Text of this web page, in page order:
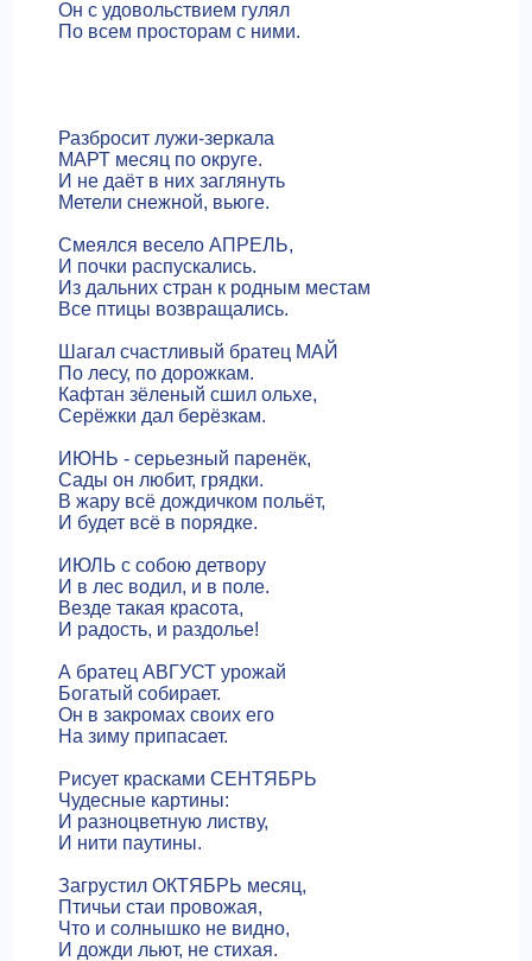
Он с удовольствием гулял
По всем просторам с ними.
Разбросит лужи-зеркала
МАРТ месяц по округе.
И не даёт в них заглянуть
Метели снежной, вьюге.
Смеялся весело АПРЕЛЬ,
И почки распускались.
Из дальних стран к родным местам
Все птицы возвращались.
Шагал счастливый братец МАЙ
По лесу, по дорожкам.
Кафтан зёленый сшил ольхе,
Серёжки дал берёзкам.
ИЮНЬ - серьезный паренёк,
Сады он любит, грядки.
В жару всё дождичком польёт,
И будет всё в порядке.
ИЮЛЬ с собою детвору
И в лес водил, и в поле.
Везде такая красота,
И радость, и раздолье!
А братец АВГУСТ урожай
Богатый собирает.
Он в закромах своих его
На зиму припасает.
Рисует красками СЕНТЯБРЬ
Чудесные картины:
И разноцветную листву,
И нити паутины.
Загрустил ОКТЯБРЬ месяц,
Птичьи стаи провожая,
Что и солнышко не видно,
И дожди льют, не стихая.